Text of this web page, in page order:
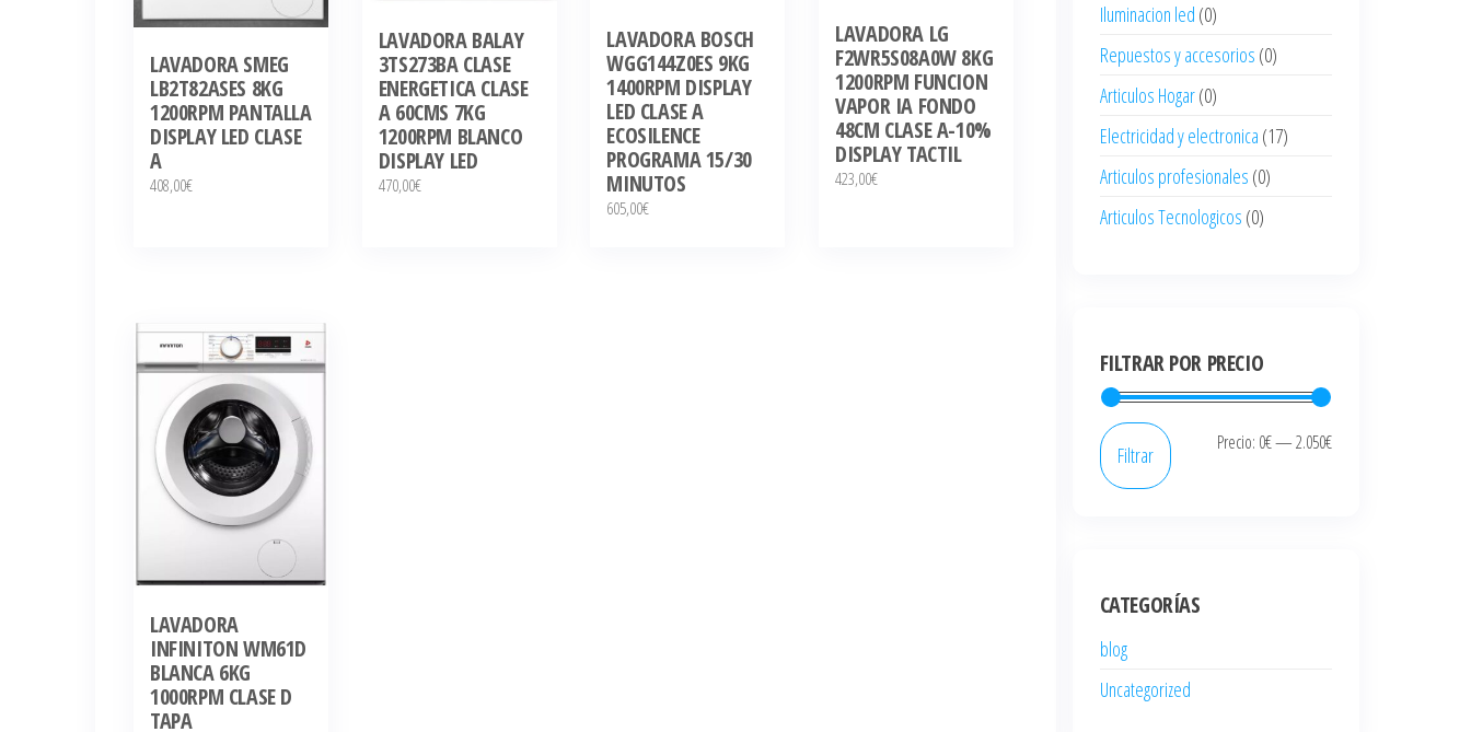
LAVADORA SMEG
LB2T82ASES 8KG
1200RPM PANTALLA
DISPLAY LED CLASE
A
408,00€
LAVADORA BALAY
3TS273BA CLASE
ENERGETICA CLASE
A 60CMS 7KG
1200RPM BLANCO
DISPLAY LED
470,00€
LAVADORA BOSCH
WGG144Z0ES 9KG
1400RPM DISPLAY
LED CLASE A
ECOSILENCE
PROGRAMA 15/30
MINUTOS
605,00€
LAVADORA LG
F2WR5S08A0W 8KG
1200RPM FUNCION
VAPOR IA FONDO
48CM CLASE A-10%
DISPLAY TACTIL
423,00€
LAVADORA
INFINITON WM61D
BLANCA 6KG
1000RPM CLASE D
TAPA
Iluminacion led (0)
Repuestos y accesorios (0)
Articulos Hogar(0)
Electricidad y electronica (17)
Articulos profesionales (0)
Articulos Tecnologicos (0)
FILTRAR POR PRECIO
Precio
Precio
Filtrar Precio: 0€—2.050€
CATEGORÍAS
blog
Uncategorized